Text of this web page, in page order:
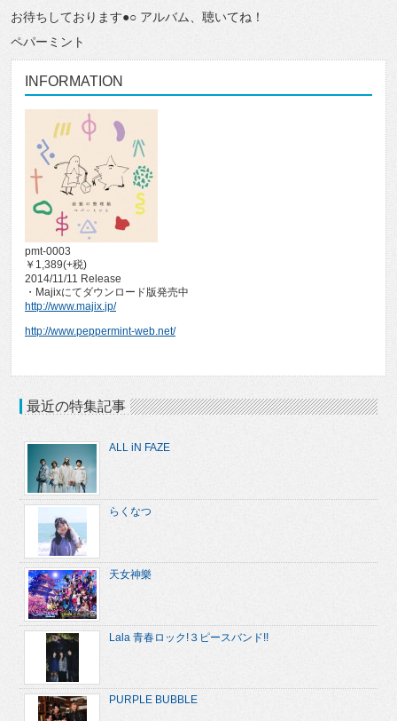
お待ちしております●○ アルバム、聴いてね！
ペパーミント
INFORMATION
pmt-0003
￥1,389(+税)
2014/11/11 Release
・Majixにてダウンロード版発売中
http://www.majix.jp/
http://www.peppermint-web.net/
最近の特集記事
ALL iN FAZE
らくなつ
天女神樂
Lala 青春ロック!３ピースバンド!!
PURPLE BUBBLE